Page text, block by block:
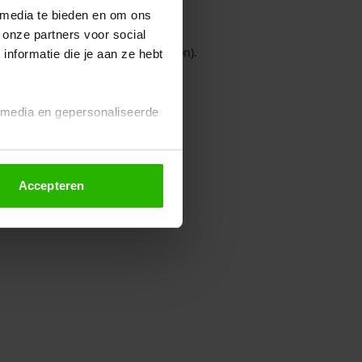
te bieden en om ons
partners voor social
die je aan ze hebt
en gepersonaliseerde
altijd wijzigen of
Accepteren
console for more information).